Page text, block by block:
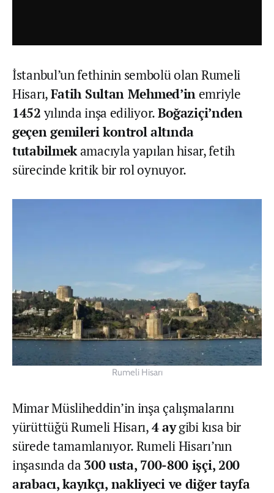
İstanbul’un fethinin sembolü olan Rumeli
Hisarı,Fatih Sultan Mehmed’inemriyle
1452yılında inşa ediliyor.Boğaziçi’nden
geçen gemileri kontrol altında
tutabilmekamacıyla yapılan hisar, fetih
sürecinde kritik bir rol oynuyor.
Rumeli Hisarı
Mimar Müsliheddin’in inşa çalışmalarını
yürüttüğü Rumeli Hisarı,4 aygibi kısa bir
sürede tamamlanıyor. Rumeli Hisarı’nın
inşasında da 300 usta, 700-800 işçi, 200
arabacı, kayıkçı, nakliyeci ve diğer tayfa